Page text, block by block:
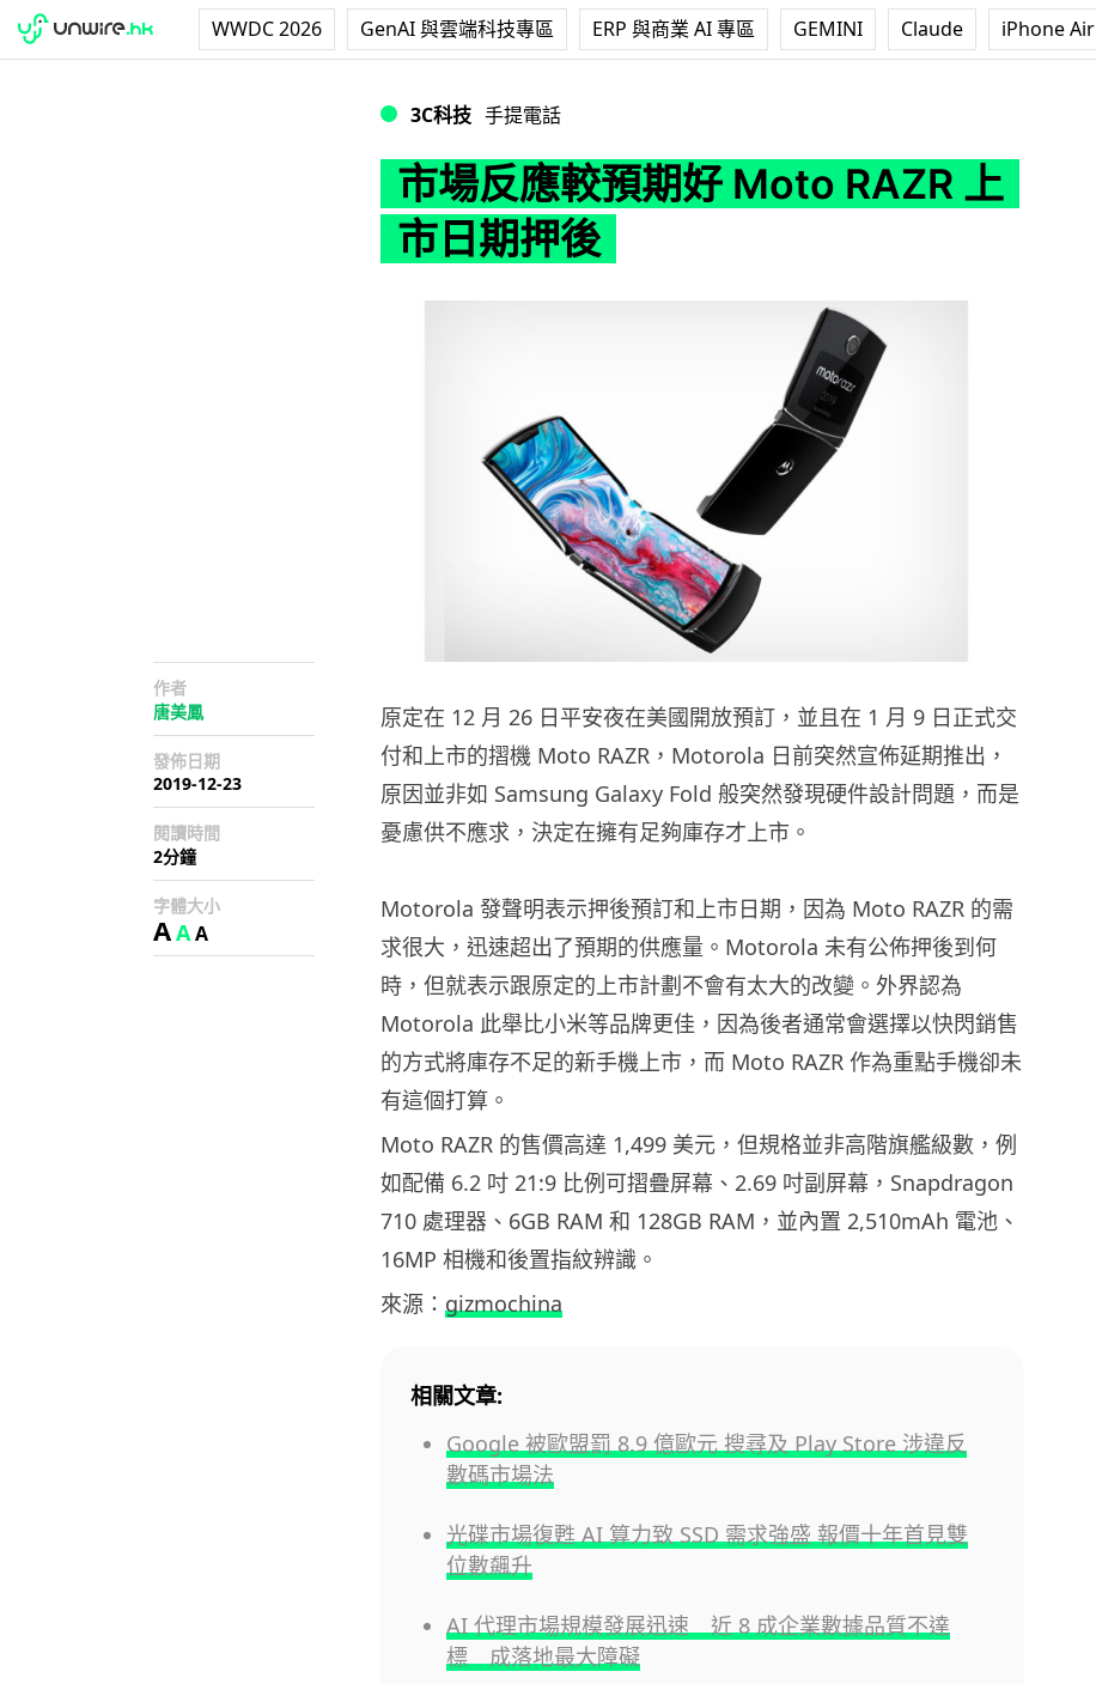
WWDC 2026 GenAI 與雲端科技專區 ERP 與商業 AI 專區 GEMINI Claude iPhone Air
3C科技 手提電話
市場反應較預期好 Moto RAZR 上
市日期押後
作者
唐美鳳
發佈日期
2019-12-23
閱讀時間
2分鐘
字體大小
AAA
原定在 12 月 26 日平安夜在美國開放預訂，並且在 1 月 9 日正式交
付和上市的摺機 Moto RAZR，Motorola 日前突然宣佈延期推出，
原因並非如 Samsung Galaxy Fold 般突然發現硬件設計問題，而是
憂慮供不應求，決定在擁有足夠庫存才上市。
Motorola 發聲明表示押後預訂和上市日期，因為 Moto RAZR 的需
求很大，迅速超出了預期的供應量。Motorola 未有公佈押後到何
時，但就表示跟原定的上市計劃不會有太大的改變。外界認為
Motorola 此舉比小米等品牌更佳，因為後者通常會選擇以快閃銷售
的方式將庫存不足的新手機上市，而 Moto RAZR 作為重點手機卻未
有這個打算。
Moto RAZR 的售價高達 1,499 美元，但規格並非高階旗艦級數，例
如配備 6.2 吋 21:9 比例可摺疊屏幕、2.69 吋副屏幕，Snapdragon
710 處理器、6GB RAM 和 128GB RAM，並內置 2,510mAh 電池、
16MP 相機和後置指紋辨識。
來源： gizmochina
相關文章:
Google 被歐盟罰 8.9 億歐元 搜尋及 Play Store 涉違反
數碼市場法
光碟市場復甦 AI 算力致 SSD 需求強盛 報價十年首見雙
位數飆升
AI 代理市場規模發展迅速 近 8 成企業數據品質不達
標 成落地最大障礙